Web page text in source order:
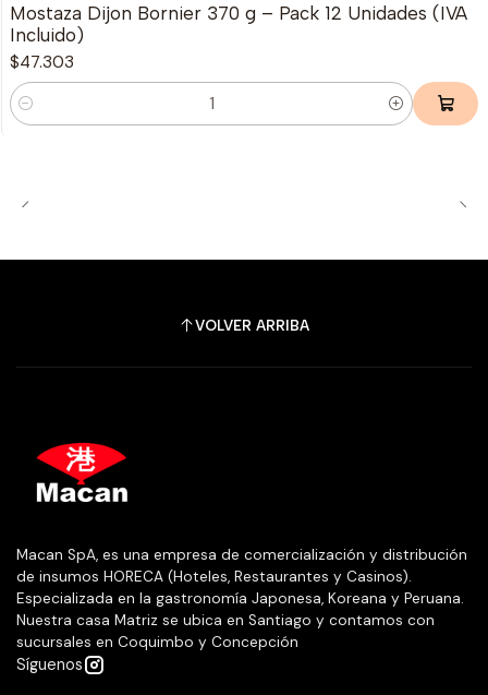
Mostaza Dijon Bornier 370 g – Pack 12 Unidades (IVA
Incluido)
$47.303
Cantidad
VOLVER ARRIBA
Macan SpA, es una empresa de comercialización y distribución
de insumos HORECA (Hoteles, Restaurantes y Casinos).
Especializada en la gastronomía Japonesa, Koreana y Peruana.
Nuestra casa Matriz se ubica en Santiago y contamos con
sucursales en Coquimbo y Concepción
Síguenos